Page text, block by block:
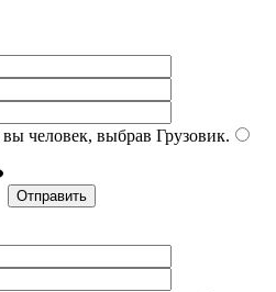
человек, выбрав Грузовик.